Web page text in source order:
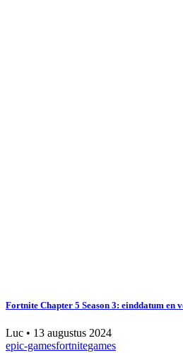
Fortnite Chapter 5 Season 3: einddatum en
Luc • 13 augustus 2024
epic-gamesfortnitegames